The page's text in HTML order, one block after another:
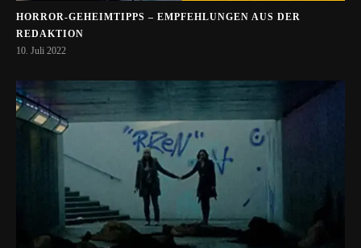
HORROR-GEHEIMTIPPS – EMPFEHLUNGEN AUS DER
REDAKTION
10. Juli 2022